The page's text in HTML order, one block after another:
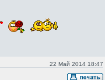
22 Май 2014 18:47